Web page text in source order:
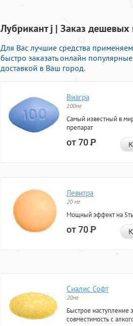
Лубрикант j | Заказ
Для Вас лучшие средства
быстро заказать онлайн
доставкой в Ваш город.
Виагра
100мг
Самый известный в
препарат
от 70Р
Левитра
20 мг
Мощный эффект на 5ть
от 70Р
Сиалис Софт
20мг
Быстрое наступление
совместимость с